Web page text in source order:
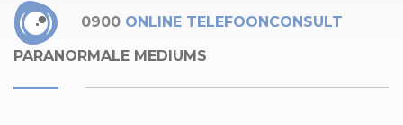
0900 ONLINE TELEFOONCONSULT
PARANORMALE MEDIUMS